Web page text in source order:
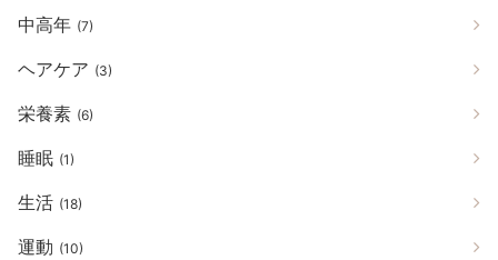
中高年 (7)
ヘアケア (3)
栄養素 (6)
睡眠 (1)
生活 (18)
運動 (10)